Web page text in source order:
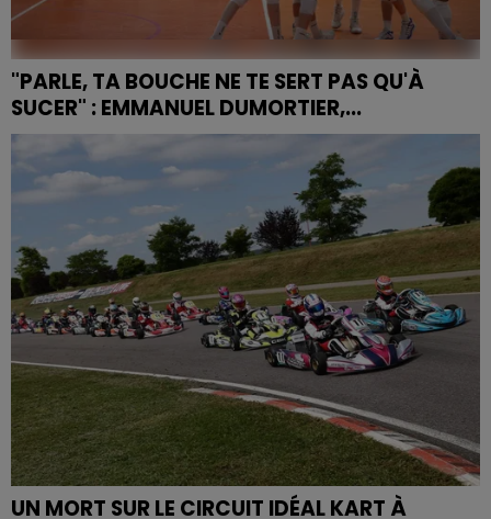
"PARLE, TA BOUCHE NE TE SERT PAS QU'À
SUCER" : EMMANUEL DUMORTIER,...
Après des signalements et témoignages des joueuses
du club Saint-Dié Volley-Ball, l'entraîneur est
suspendu le temps de l'enquête.
UN MORT SUR LE CIRCUIT IDÉAL KART À